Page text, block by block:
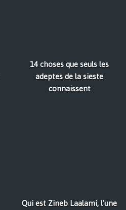
14 choses que seuls les
adeptes de la sieste
connaissent
Qui est Zineb Laalami, l'une